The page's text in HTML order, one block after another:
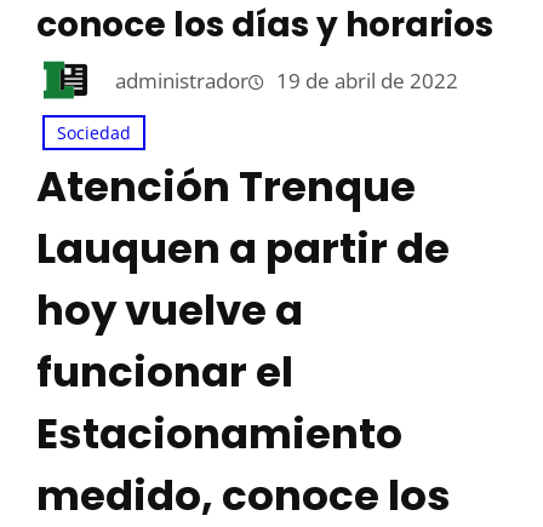
conoce los días y horarios
administrador 19 de abril de 2022
Sociedad
Atención Trenque
Lauquen a partir de
hoy vuelve a
funcionar el
Estacionamiento
medido, conoce los